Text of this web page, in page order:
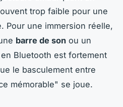
trop faible pour une
Pour une immersion réelle,
barre de son ou un
Bluetooth est fortement
le basculement entre
mémorable" se joue.